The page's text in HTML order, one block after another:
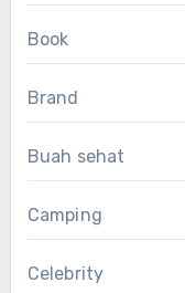
Book
Brand
Buah sehat
Camping
Celebrity